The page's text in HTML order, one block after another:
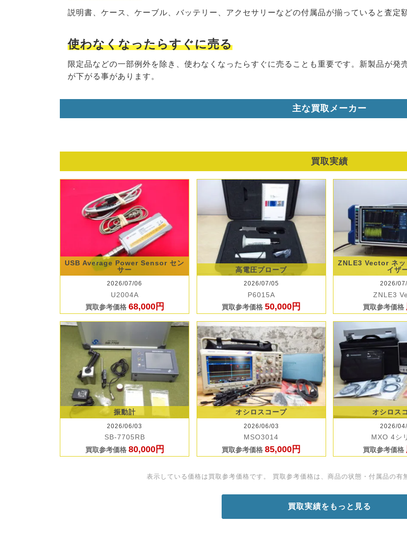
説明書、ケース、ケーブル、バッテリー、アクセサリーなどの付属品が揃っていると 査定
使わなくなったらすぐに売る
限定品などの一部例外を除き、 使わなくなったらすぐに売る ことも重要です。新製品が発
が下がる事があります。
主な買取メーカー
買取実績
USB Average Power Sensor セン
サー
2026/07/06
U2004A
買取参考価格 68,000円
高電圧プローブ
2026/07/05
P6015A
買取参考価格50,000円
ZNLE3 Vector ネッ
イザ
2026/
ZNLE3
買取参考価格
振動計
2026/06/03
SB-7705RB
買取参考価格 80,000円
オシロスコープ
2026/06/03
MSO3014
買取参考価格85,000円
オシロス
2026/
MXO 4シ
買取参考価格
表示している価格は買取参考価格です。 買取参考価格は、商品の状態・付属品の有
買取実績をもっと見る